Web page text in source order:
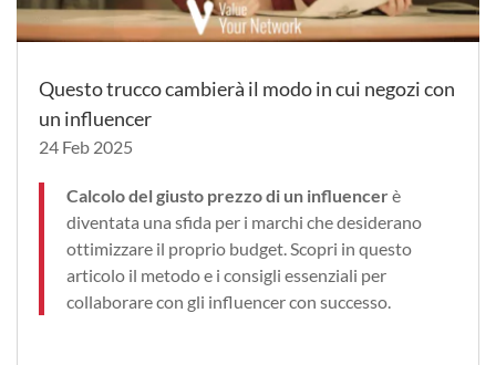
Questo trucco cambierà il modo in cui negozi con
un influencer
24 Feb 2025
Calcolo del giusto prezzo di un influencerè
diventata una sfida per i marchi che desiderano
ottimizzare il proprio budget. Scopri in questo
articolo il metodo e i consigli essenziali per
collaborare con gli influencer con successo.